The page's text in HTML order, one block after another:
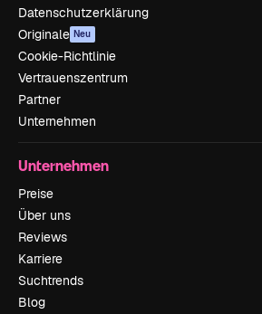
Datenschutzerklärung
Originale Neu
Cookie-Richtlinie
Vertrauenszentrum
Partner
Unternehmen
Unternehmen
Preise
Über uns
Reviews
Karriere
Suchtrends
Blog